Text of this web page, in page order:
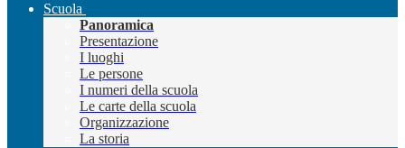
Scuola
Panoramica
Presentazione
I luoghi
Le persone
I numeri della scuola
Le carte della scuola
Organizzazione
La storia